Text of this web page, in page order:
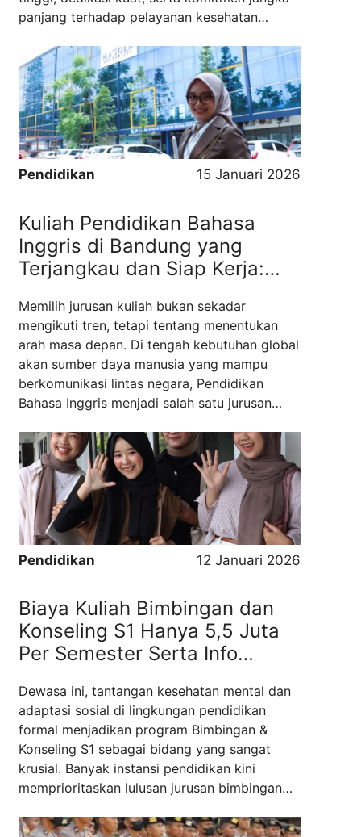
panjang terhadap pelayanan kesehatan
tahap tersebut, setiap calon mahasiswa harus
melewati proses seleksi yang ketat. Kunci
utama keberhasilan dalam tahap awal ini ...
Read more
Pendidikan 15 Januari 2026
Kuliah Pendidikan Bahasa
Inggris di Bandung yang
Terjangkau dan Siap Kerja:
Jawabannya
Memilih jurusan kuliah bukan sekadar
mengikuti tren, tetapi tentang menentukan
arah masa depan. Di tengah kebutuhan global
akan sumber daya manusia yang mampu
berkomunikasi lintas negara, Pendidikan
Bahasa Inggris menjadi salah satu jurusan
luas. Bandung sebagai kota pendidikan
menawarkan banyak pilihan kampus, namun
Universitas Ma’soem hadir dengan konsep ...
Read more
Pendidikan 12 Januari 2026
Biaya Kuliah Bimbingan dan
Konseling S1 Hanya 5,5 Juta
Per Semester Serta Info
Dewasa ini, tantangan kesehatan mental dan
adaptasi sosial di lingkungan pendidikan
formal menjadikan program Bimbingan &
Konseling S1 sebagai bidang yang sangat
krusial. Banyak instansi pendidikan kini
memprioritaskan lulusan jurusan bimbingan
mental, manfaat akademik pedagogi, serta